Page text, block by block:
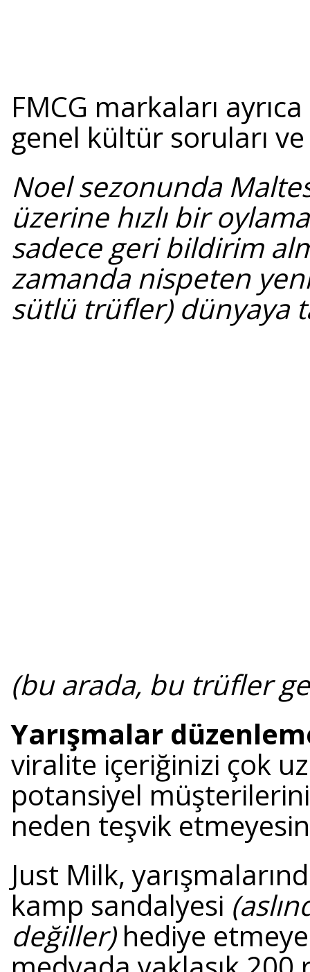
FMCG markaları
genel kültür soruları
Noel sezonunda
üzerine hızlı bir
sadece geri bildirim
zamanda nispeten
sütlü trüfler) dünyaya
(bu arada, bu trüfler
Yarışmalar
viralite içeriğinizi çok
potansiyel
neden teşvik
Just Milk,
kamp sandalyesi
değiller)hediye